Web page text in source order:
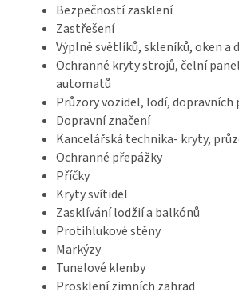
Bezpečností zasklení
Zastřešení
Výplně světlíků, skleníků, oken a
Ochranné kryty strojů, čelní
automatů
Průzory vozidel, lodí, dopravních
Dopravní značení
Kancelářská technika- kryty,
Ochranné přepážky
Příčky
Kryty svítidel
Zasklívání lodžií a balkónů
Protihlukové stěny
Markýzy
Tunelové klenby
Prosklení zimních zahrad